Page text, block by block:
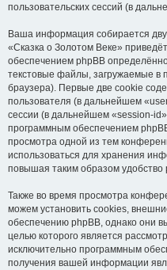
пользовательских сессий (в
Ваша информация собирается
«Сказка о Золотом Веке»
обеспечением phpBB
текстовые файлы, загружаемые в
браузера). Первые две cookie
пользователя (в дальнейшем
сессии (в дальнейшем «session-
программным обеспечением
просмотра одной из тем
использоваться для хранения
повышая таким образом
Также во время просмотра
можем установить cookies,
обеспечению phpBB, однако они
целью которого является
исключительно программным
получения вашей информации